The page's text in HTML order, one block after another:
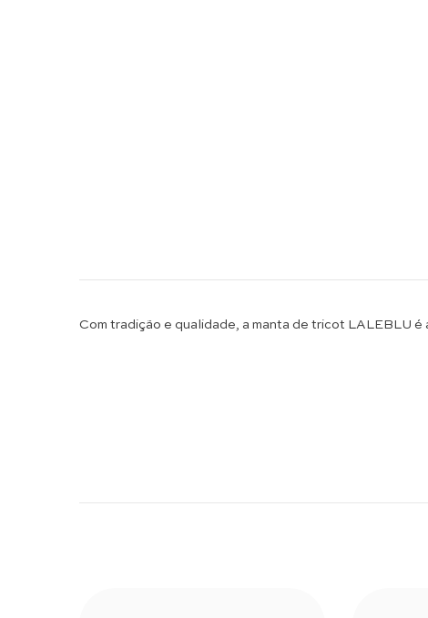
Com tradição e qualidade, a manta de tricot LALEBLU é